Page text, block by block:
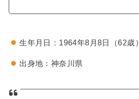
生年月日：1964年8月8日（62歳）
出身地：神奈川県